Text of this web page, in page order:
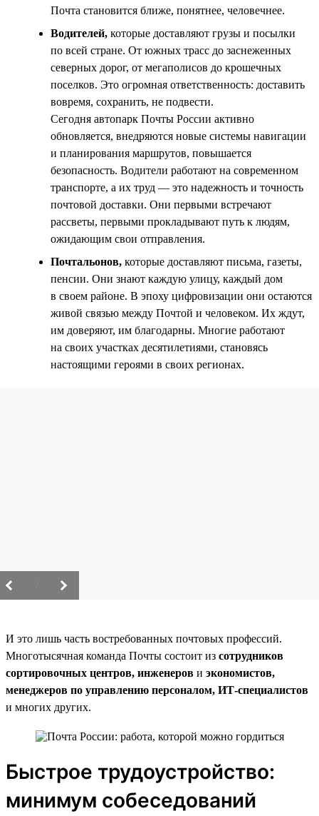
Почта становится ближе, понятнее, человечнее.
Водителей, которые доставляют грузы и посылки
по всей стране. От южных трасс до заснеженных
северных дорог, от мегаполисов до крошечных
поселков. Это огромная ответственность: доставить
вовремя, сохранить, не подвести.
Сегодня автопарк Почты России активно
обновляется, внедряются новые системы навигации
и планирования маршрутов, повышается
безопасность. Водители работают на современном
транспорте, а их труд — это надежность и точность
почтовой доставки. Они первыми встречают
рассветы, первыми прокладывают путь к людям,
ожидающим свои отправления.
Почтальонов, которые доставляют письма, газеты,
пенсии. Они знают каждую улицу, каждый дом
в своем районе. В эпоху цифровизации они остаются
живой связью между Почтой и человеком. Их ждут,
им доверяют, им благодарны. Многие работают
на своих участках десятилетиями, становясь
настоящими героями в своих регионах.
И это лишь часть востребованных почтовых профессий.
Многотысячная команда Почты состоит из сотрудников
сортировочных центров, инженеров и экономистов,
менеджеров по управлению персоналом, ИТ-специалистов
и многих других.
Быстрое трудоустройство:
минимум собеседований